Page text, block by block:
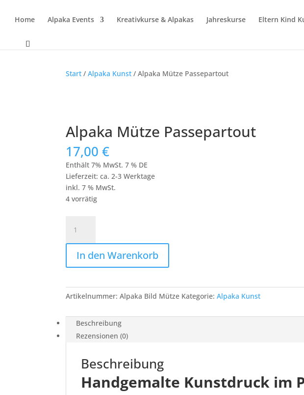
Home Alpaka Events Kreativkurse & Alpakas Jahreskurse Eltern Kind
Start /Alpaka Kunst / Alpaka Mütze Passepartout
Alpaka Mütze Passepartout
17,00€
Enthält 7% MwSt. 7 % DE
Lieferzeit: ca. 2-3 Werktage
inkl. 7 % MwSt.
4 vorrätig
Mütze
Passepartout
MengeIn den Warenkorb
Artikelnummer:Alpaka Bild Mütze Kategorie:Alpaka Kunst
Beschreibung
Rezensionen (0)
Beschreibung
Handgemalte Kunstdruck im